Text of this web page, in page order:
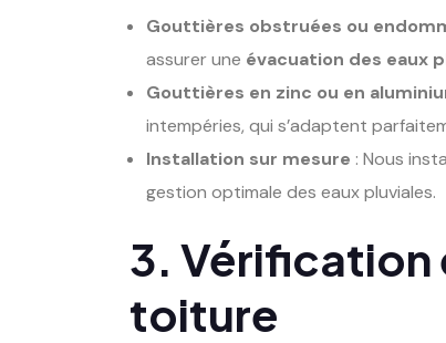
Gouttières obstruées ou
assurer une évacuation des eaux
Gouttières en zinc ou en
intempéries, qui s’adaptent
Installation sur mesure : Nous
gestion optimale des eaux pluviales.
3. Vérification
toiture